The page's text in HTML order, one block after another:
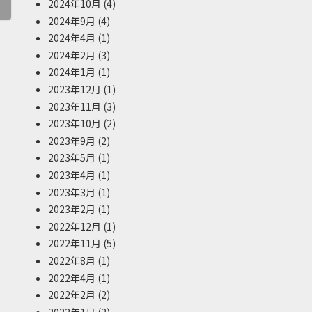
2024年10月 (4)
2024年9月 (4)
2024年4月 (1)
2024年2月 (3)
2024年1月 (1)
2023年12月 (1)
2023年11月 (3)
2023年10月 (2)
2023年9月 (2)
2023年5月 (1)
2023年4月 (1)
2023年3月 (1)
2023年2月 (1)
2022年12月 (1)
2022年11月 (5)
2022年8月 (1)
2022年4月 (1)
2022年2月 (2)